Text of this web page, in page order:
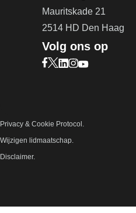
Mauritskade 21
2514 HD Den Haag
Volg ons op
Bezoek onze
Bezoek onze X
Bezoek onze
Bezoek onze
Bezoek
Privacy & Cookie Protocol.
Wijzigen lidmaatschap.
Disclaimer.